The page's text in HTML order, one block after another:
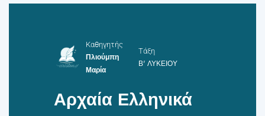
Καθηγητής
Πλιούμπη
Μαρία
Τάξη
Β' ΛΥΚΕΙΟΥ
Αρχαία Ελληνικά